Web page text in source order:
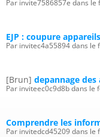
Par invite7586857e dans le
EJP : coupure
Par invitec4a55894 dans le
[Brun] depannage
Par inviteec0c9d8b dans le
Comprendre les
Par invitedcd45209 dans le